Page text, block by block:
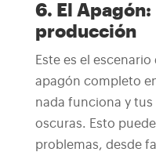
6. El
producción
Este es el
apagón completo
nada funciona y tus
oscuras. Esto
problemas, desde